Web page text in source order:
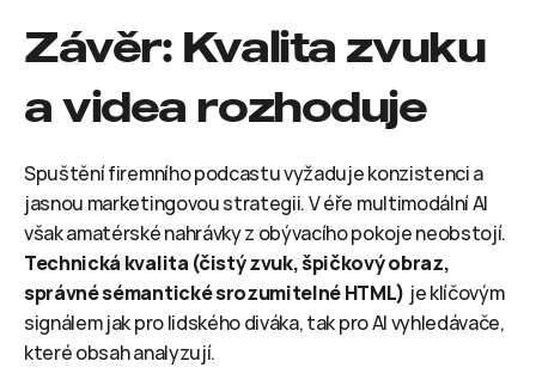
Závěr: Kvalita zvuku
a videa rozhoduje
Spuštění firemního podcastu vyžaduje konzistenci a
jasnou marketingovou strategii. V éře multimodální AI
Technická kvalita (čistý zvuk, špičkový obraz,
správné sémantické srozumitelné HTML) je klíčovým
signálem jak pro lidského diváka, tak pro AI vyhledávače,
které obsah analyzují.